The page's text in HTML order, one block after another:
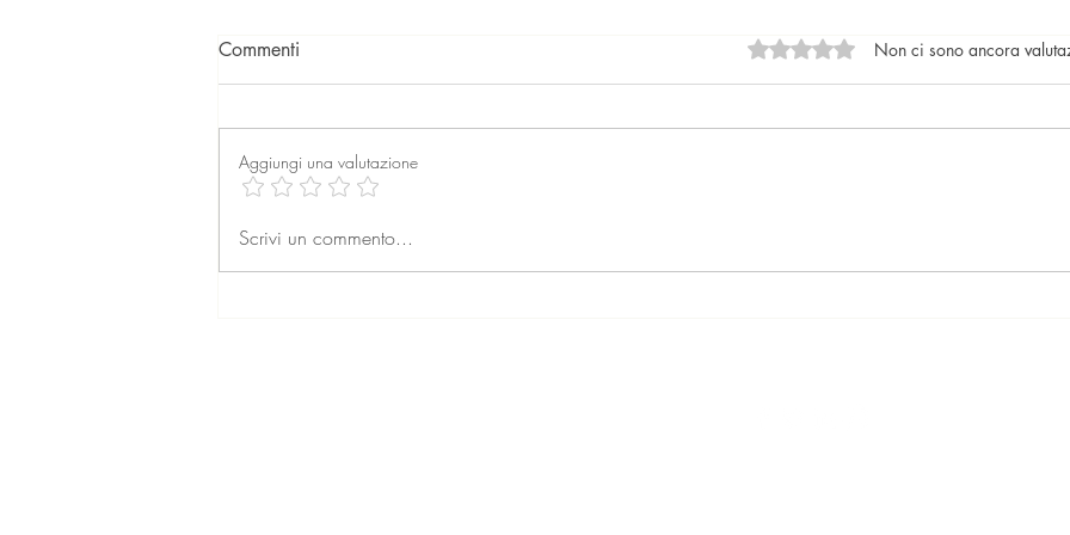
La professione dell’agente
Commenti Valutazione 0 stelle su 5.
Non ci sono ancora
Aggiungi una valutazione
Scrivi un commento...